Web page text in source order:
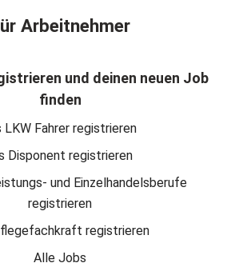
Arbeitnehmer
und deinen neuen Job
finden
LKW Fahrer registrieren
Disponent registrieren
und Einzelhandelsberufe
registrieren
registrieren
Alle Jobs